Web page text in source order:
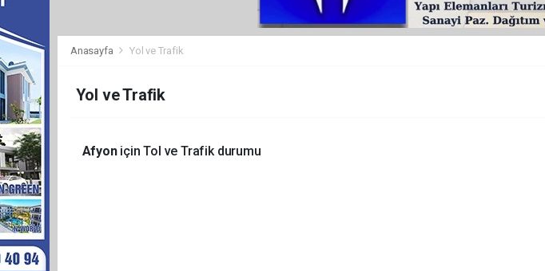
Anasayfa Yol ve Trafik
Yol ve Trafik
Afyon için Tol ve Trafik durumu